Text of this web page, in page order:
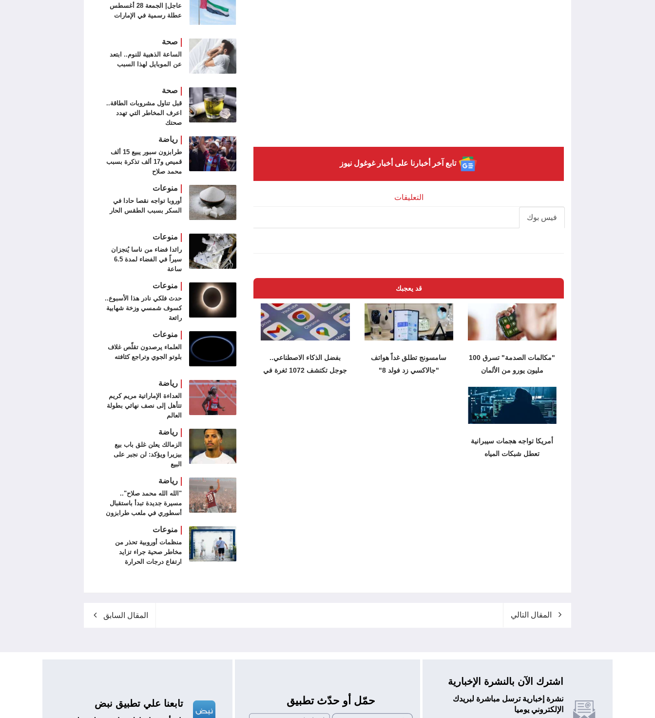
تابع آخر أخبارنا على أخبار غوغول نيوز
التعليقات
فيس بوك
قد يعجبك
"مكالمات الصدمة" تسرق 100
مليون يورو من الألمان
سامسونج تطلق غداً هواتف
"جالاكسي زد فولد 8"
بفضل الذكاء الاصطناعي..
جوجل تكتشف 1072 ثغرة في
أمريكا تواجه هجمات سيبرانية
تعطل شبكات المياه
عاجل| الجمعة 28 أغسطس
عطلة رسمية في الإمارات
صحة
الساعة الذهبية للنوم.. ابتعد
عن الموبايل لهذا السبب
صحة
قبل تناول مشروبات الطاقة..
اعرف المخاطر التي تهدد
صحتك
رياضة
طرابزون سبور يبيع 15 ألف
قميص و17 ألف تذكرة بسبب
محمد صلاح
منوعات
أوروبا تواجه نقصا حادا في
السكر بسبب الطقس الحار
منوعات
رائدا فضاء من ناسا يُنجزان
سيراً في الفضاء لمدة 6.5
ساعة
منوعات
حدث فلكي نادر هذا الأسبوع..
كسوف شمسي وزخة شهابية
رائعة
منوعات
العلماء يرصدون تقلّص غلاف
بلوتو الجوي وتراجع كثافته
رياضة
العداءة الإماراتية مريم كريم
تتأهل إلى نصف نهائي بطولة
العالم
رياضة
الزمالك يعلن غلق باب بيع
بيزيرا ويؤكد: لن نجبر على
البيع
رياضة
"الله الله محمد صلاح"..
مسيرة جديدة تبدأ باستقبال
أسطوري في ملعب طرابزون
منوعات
منظمات أوروبية تحذر من
مخاطر صحية جراء تزايد
ارتفاع درجات الحرارة
المقال التالي المقال السابق
اشترك الآن بالنشرة الإخبارية
نشرة إخبارية ترسل مباشرة لبريدك
الإلكتروني يوميا
حمّل أو حدّث تطبيق تابعنا علي تطبيق نبض